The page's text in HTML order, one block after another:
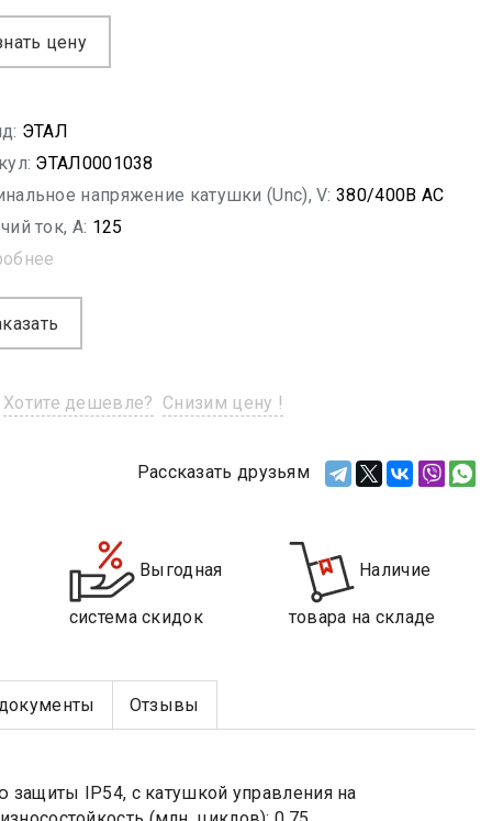
цену
ЭТАЛ
ЭТАЛ0001038
напряжение катушки (Unc), V: 380/400B AC
ток, A: 125
Хотите дешевле? Снизим цену !
Рассказать друзьям
Выгодная
система скидок
Наличие
товара на складе
Отзывы
защиты IP54, с катушкой управления на